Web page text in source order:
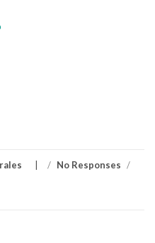
/ No Responses /